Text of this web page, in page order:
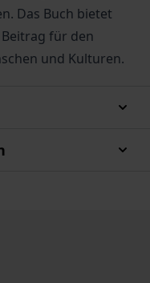
Das Buch bietet
für den
und Kulturen.